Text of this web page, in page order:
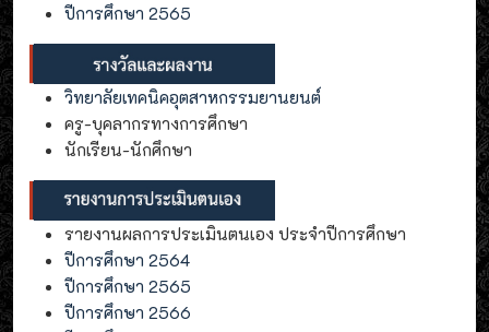
ปีการศึกษา 2565
วิทยาลัยเทคนิคอุตสาหกรรมยานยนต์
ครู-บุคลากรทางการศึกษา
นักเรียน-นักศึกษา
รายงานผลการประเมินตนเอง ประจำปีการศึกษา
ปีการศึกษา 2564
ปีการศึกษา 2565
ปีการศึกษา 2566